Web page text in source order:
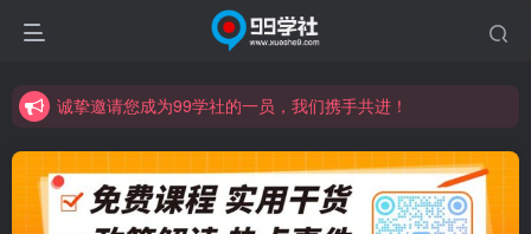
诚挚邀请您成为99学社的一员，我们携手共进！
诚挚邀请您成为99学社的一员，我们携手共进！
学习路上不孤独，99学社与你同行！分享全网优质VIP资源，炒股教程、创业教程、网络营销教程、自媒体短视频教程等，长期更新各大精品创业项目！